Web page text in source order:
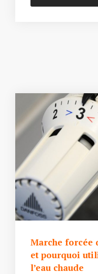
Marche forcée
et pourquoi
l’eau chaude